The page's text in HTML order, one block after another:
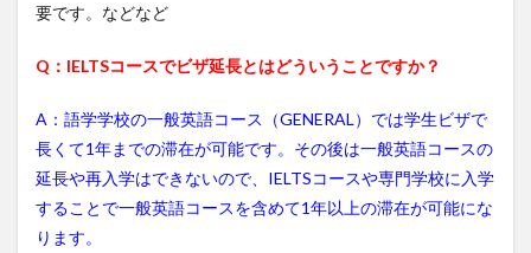
要です。などなど
Q：IELTSコースでビザ延長とはどういうことですか？
A：語学学校の一般英語コース（GENERAL）では学生ビザで
長くて1年までの滞在が可能です。その後は一般英語コースの
延長や再入学はできないので、IELTSコースや専門学校に入学
することで一般英語コースを含めて1年以上の滞在が可能にな
ります。